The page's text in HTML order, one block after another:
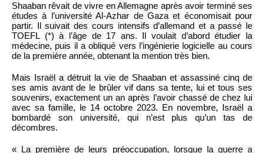
Shaaban rêvait de vivre en Allemagne après avoir terminé ses
études à l’université Al-Azhar de Gaza et économisait pour
partir. Il suivait des cours intensifs d’allemand et a passé le
TOEFL (*) à l’âge de 17 ans. Il voulait d’abord étudier la
médecine, puis il a obliqué vers l’ingénierie logicielle au cours
de la première année, obtenant la mention très bien.
Mais Israël a détruit la vie de Shaaban et assassiné cinq de
ses amis avant de le brûler vif dans sa tente, lui et tous ses
souvenirs, exactement un an après l’avoir chassé de chez lui
avec sa famille, le 14 octobre 2023. En novembre, Israël a
bombardé son université, qui n’est plus qu’un tas de
décombres.
« La première de leurs préoccupation, lorsque la guerre a